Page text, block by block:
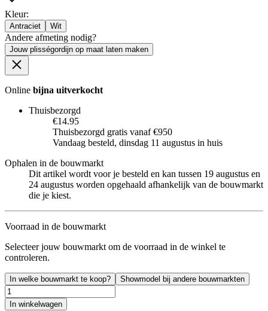
Kleur:
Antraciet Wit
Andere afmeting nodig?
Jouw plisségordijn op maat laten maken
Online bijna uitverkocht
Thuisbezorgd
€14.95
Thuisbezorgd gratis vanaf €950
Vandaag besteld, dinsdag 11 augustus in huis
Ophalen in de bouwmarkt
Dit artikel wordt voor je besteld en kan tussen 19 augustus en
24 augustus worden opgehaald afhankelijk van de bouwmarkt
die je kiest.
Voorraad in de bouwmarkt
Selecteer jouw bouwmarkt om de voorraad in de winkel te
controleren.
In welke bouwmarkt te koop? Showmodel bij andere bouwmarkten
In winkelwagen